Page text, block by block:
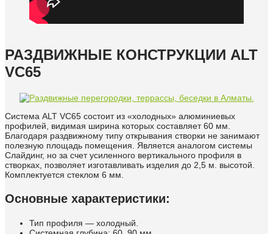
РАЗДВИЖНЫЕ КОНСТРУКЦИИ ALT
VC65
Система ALT VC65 состоит из «холодных» алюминиевых
профилей, видимая ширина которых составляет 60 мм.
Благодаря раздвижному типу открывания створки не занимают
полезную площадь помещения. Является аналогом системы
Слайдинг, но за счет усиленного вертикального профиля в
створках, позволяет изготавливать изделия до 2,5 м. высотой.
Комплектуется стеклом 6 мм.
Основные характеристики:
Тип профиля — холодный.